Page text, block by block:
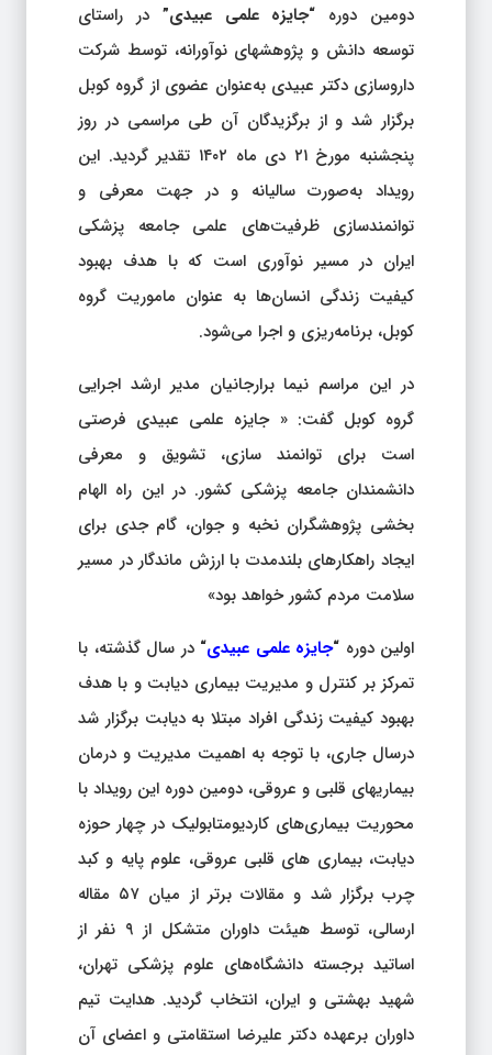
دومین دوره “جایزه علمی عبیدی” در راستای
توسعه دانش و پژوهش­های نوآورانه، توسط شرکت
داروسازی دکتر عبیدی به‌عنوان عضوی از گروه کوبل
برگزار شد و از برگزیدگان آن طی مراسمی در روز
پنجشنبه مورخ ۲۱ دی ماه ۱۴۰۲ تقدیر گردید. این
رویداد به‌صورت سالیانه و در جهت معرفی و
توانمند‌سازی ظرفیت‌های علمی جامعه پزشکی
ایران در مسیر نوآوری است که با هدف بهبود
کیفیت زندگی انسان‌ها به عنوان ماموریت گروه
کوبل، برنامه‌ریزی و اجرا می‌شود.
در این مراسم نیما برارجانیان مدیر ارشد اجرایی
گروه کوبل گفت: « جایزه علمی عبیدی فرصتی
است برای توانمند سازی، تشویق و معرفی
دانشمندان جامعه پزشکی کشور. در این راه الهام
بخشی پژوهشگران نخبه و جوان، گام جدی برای
ایجاد راهکارهای بلندمدت با ارزش ماندگار در مسیر
سلامت مردم کشور خواهد بود»
اولین دوره “جایزه علمی عبیدی“ در سال گذشته، با
تمرکز بر کنترل و مدیریت بیماری دیابت و با هدف
بهبود کیفیت زندگی افراد مبتلا به دیابت برگزار شد
درسال جاری، با توجه به اهمیت مدیریت و درمان
بیماری­های قلبی و عروقی، دومین دوره این رویداد با
محوریت بیماری‌های کاردیومتابولیک در چهار حوزه
دیابت، بیماری های قلبی عروقی، علوم پایه و کبد
چرب برگزار شد و مقالات برتر از میان ۵۷ مقاله
ارسالی، توسط هیئت داوران متشکل از ۹ نفر از
اساتید برجسته دانشگاه‌های علوم پزشکی تهران،
شهید بهشتی و ایران، انتخاب گردید. هدایت تیم
داوران برعهده دکتر علیرضا استقامتی و اعضای آن